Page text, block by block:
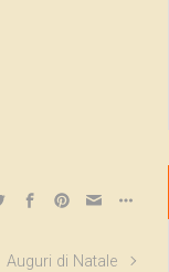
Auguri di Natale